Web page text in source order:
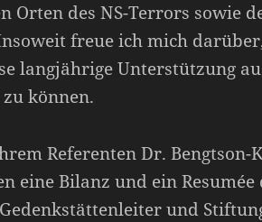
Orten des NS-Terrors sowie
freue ich mich
langjährige Unterstützung
können.
Referenten Dr.
eine Bilanz und ein
und